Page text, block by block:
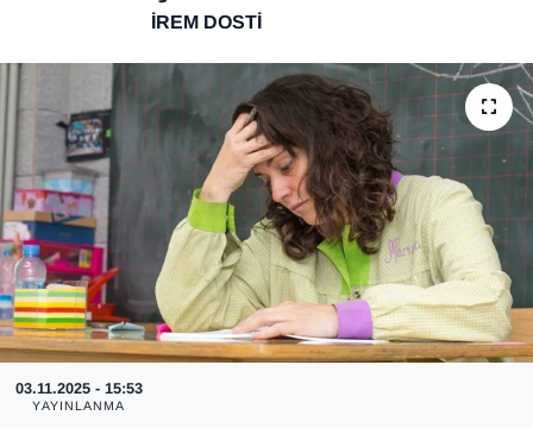
İREM DOSTI
03.11.2025 - 15:53
YAYINLANMA